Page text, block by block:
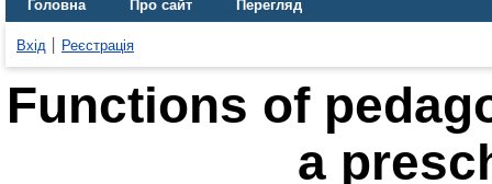
Головна Про сайт Перегляд
Вхід Реєстрація
Functions of
a